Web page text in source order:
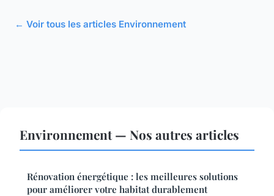
← Voir tous les articles Environnement
Environnement — Nos autres articles
Rénovation énergétique : les meilleures solutions
pour améliorer votre habitat durablement